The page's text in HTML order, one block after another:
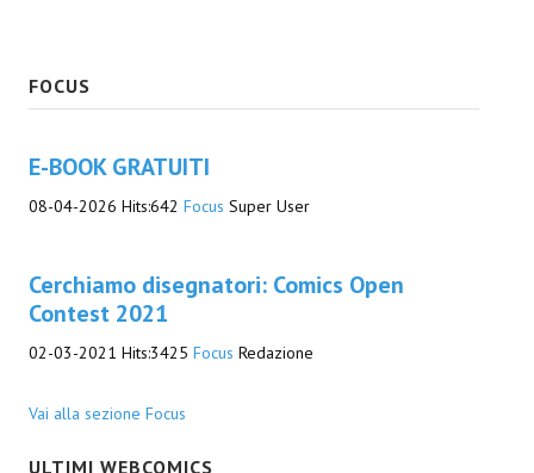
CHI SIAMO
Privacy
FOCUS
E-BOOK GRATUITI
08-04-2026 Hits:642 Focus Super User
Cerchiamo disegnatori: Comics Open
Contest 2021
02-03-2021 Hits:3425 Focus Redazione
Vai alla sezione Focus
ULTIMI WEBCOMICS